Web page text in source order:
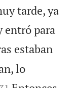
tarde, ya
entró para
estaban
lo